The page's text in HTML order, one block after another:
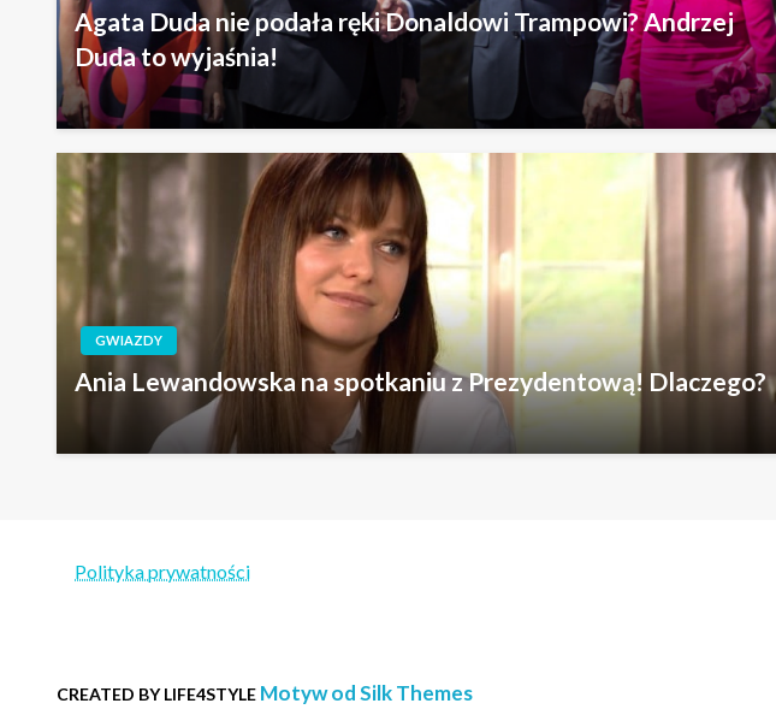
Agata Duda nie podała ręki Donaldowi Trampowi? Andrzej
Duda to wyjaśnia!
GWIAZDY
Ania Lewandowska na spotkaniu z Prezydentową! Dlaczego?
Polityka prywatności
CREATED BY LIFE4STYLE Motyw od Silk Themes